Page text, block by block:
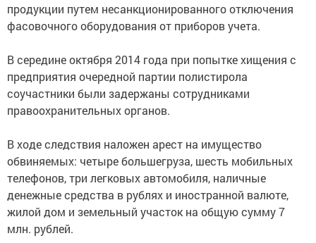
продукции путем несанкционированного отключения
фасовочного оборудования от приборов учета.
В середине октября 2014 года при попытке хищения с
предприятия очередной партии полистирола
соучастники были задержаны сотрудниками
правоохранительных органов.
В ходе следствия наложен арест на имущество
обвиняемых: четыре большегруза, шесть мобильных
телефонов, три легковых автомобиля, наличные
денежные средства в рублях и иностранной валюте,
жилой дом и земельный участок на общую сумму 7
млн. рублей.